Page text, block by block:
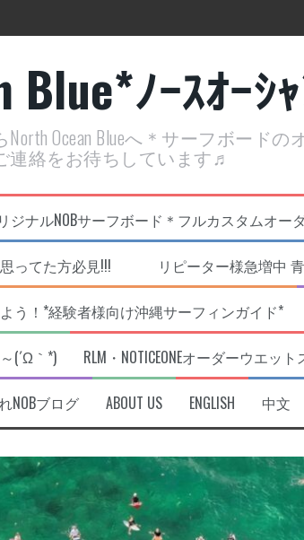
予選・検定開催決定！
Blue*ﾉｰｽｵｰｼ
Ocean Blueへ＊サーフボード
絡をお待ちしています♬
リジナルNOBサーフボード＊フルカスタムオー
思ってた方必見!!! リピーター様急増中 青
う！*経験者様向け沖縄サーフィンガイド*
(´Ω｀*) RLM・NOTICEONEオーダーウエ
NOBブログ ABOUT US ENGLISH 中文